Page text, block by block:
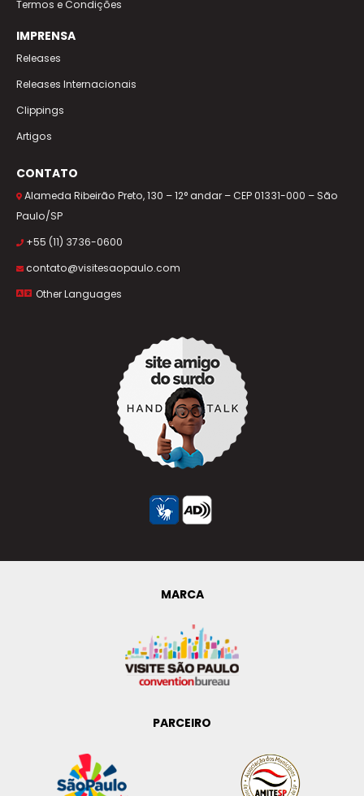
Termos e Condições
IMPRENSA
Releases
Releases Internacionais
Clippings
Artigos
CONTATO
Alameda Ribeirão Preto, 130 – 12° andar – CEP 01331-000 – São
Paulo/SP
+55 (11) 3736-0600
contato@visitesaopaulo.com
Other Languages
MARCA
PARCEIRO